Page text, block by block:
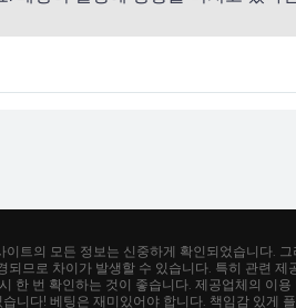
이트의 모든 정보는 신중하게 확인되었습니다.
되므로 차이가 발생할 수 있습니다. 특히 관련 제
한 번 확인하는 것이 좋습니다. 제공업체의 이
니다! 베팅은 재미있어야 합니다. 책임감 있게